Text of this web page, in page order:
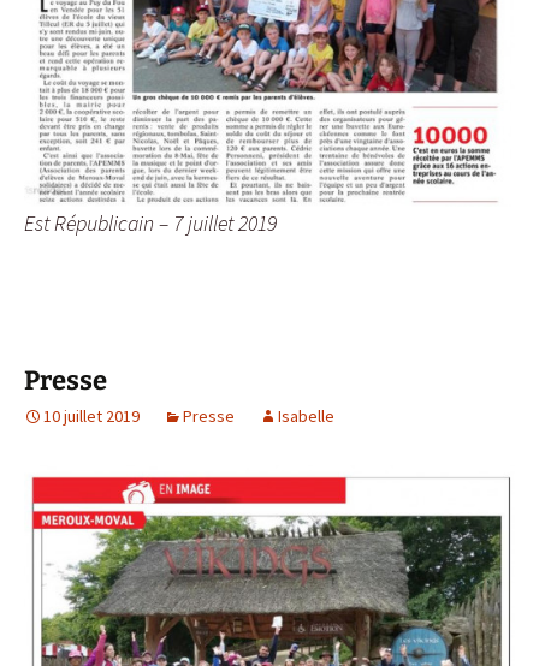
Est Républicain – 7 juillet 2019
Presse
10 juillet 2019 Presse Isabelle